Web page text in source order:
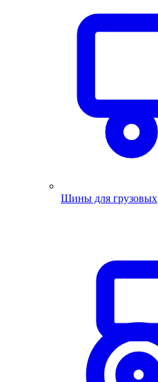
Шины для грузовых